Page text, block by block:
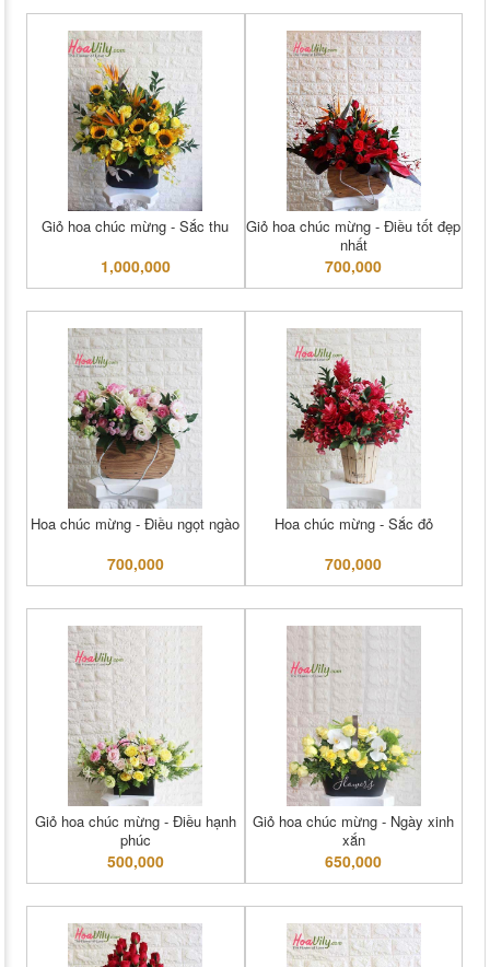
Giỏ hoa chúc mừng - Sắc thu
1,000,000
Giỏ hoa chúc mừng - Điều tốt đẹp
nhất
700,000
Hoa chúc mừng - Điều ngọt ngào
700,000
Hoa chúc mừng - Sắc đỏ
700,000
Giỏ hoa chúc mừng - Điều hạnh
phúc
500,000
Giỏ hoa chúc mừng - Ngày xinh
xắn
650,000